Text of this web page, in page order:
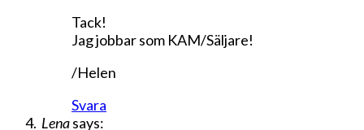
Tack!
Jag jobbar som KAM/Säljare!
/Helen
Svara
Lenasays: